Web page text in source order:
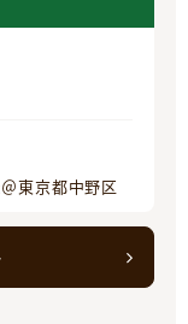
東京都中野区